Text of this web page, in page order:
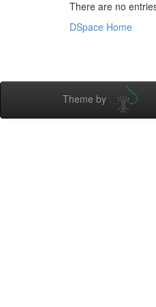
There are no
DSpace Home
Theme by